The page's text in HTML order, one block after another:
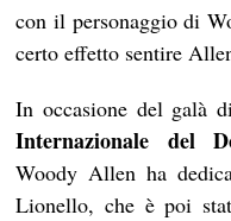
con il personaggio di
certo effetto sentire
In occasione del galà
Internazionale del
Woody Allen ha
Lionello, che è poi